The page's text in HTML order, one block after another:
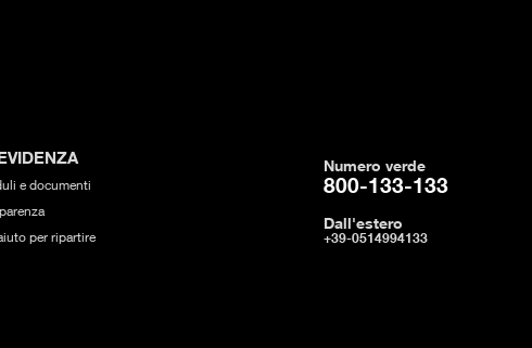
e documenti
per ripartire
Numero verde
800-133-133
Dall'estero
+39-0514994133